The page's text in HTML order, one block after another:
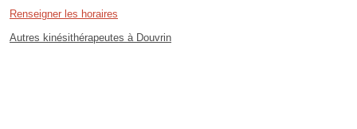
Renseigner les horaires
Autres kinésithérapeutes à Douvrin